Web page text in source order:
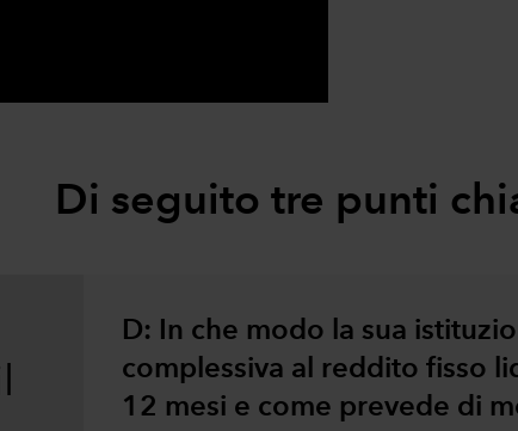
Di seguito tre punti
D: In che modo la sua
complessiva al reddito fisso
12 mesi e come prevede di